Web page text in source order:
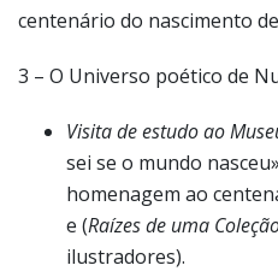
centenário do nascimento
3 – O Universo poético de
Visita de estudo ao
sei se o mundo
homenagem ao
e (Raízes de uma
ilustradores).